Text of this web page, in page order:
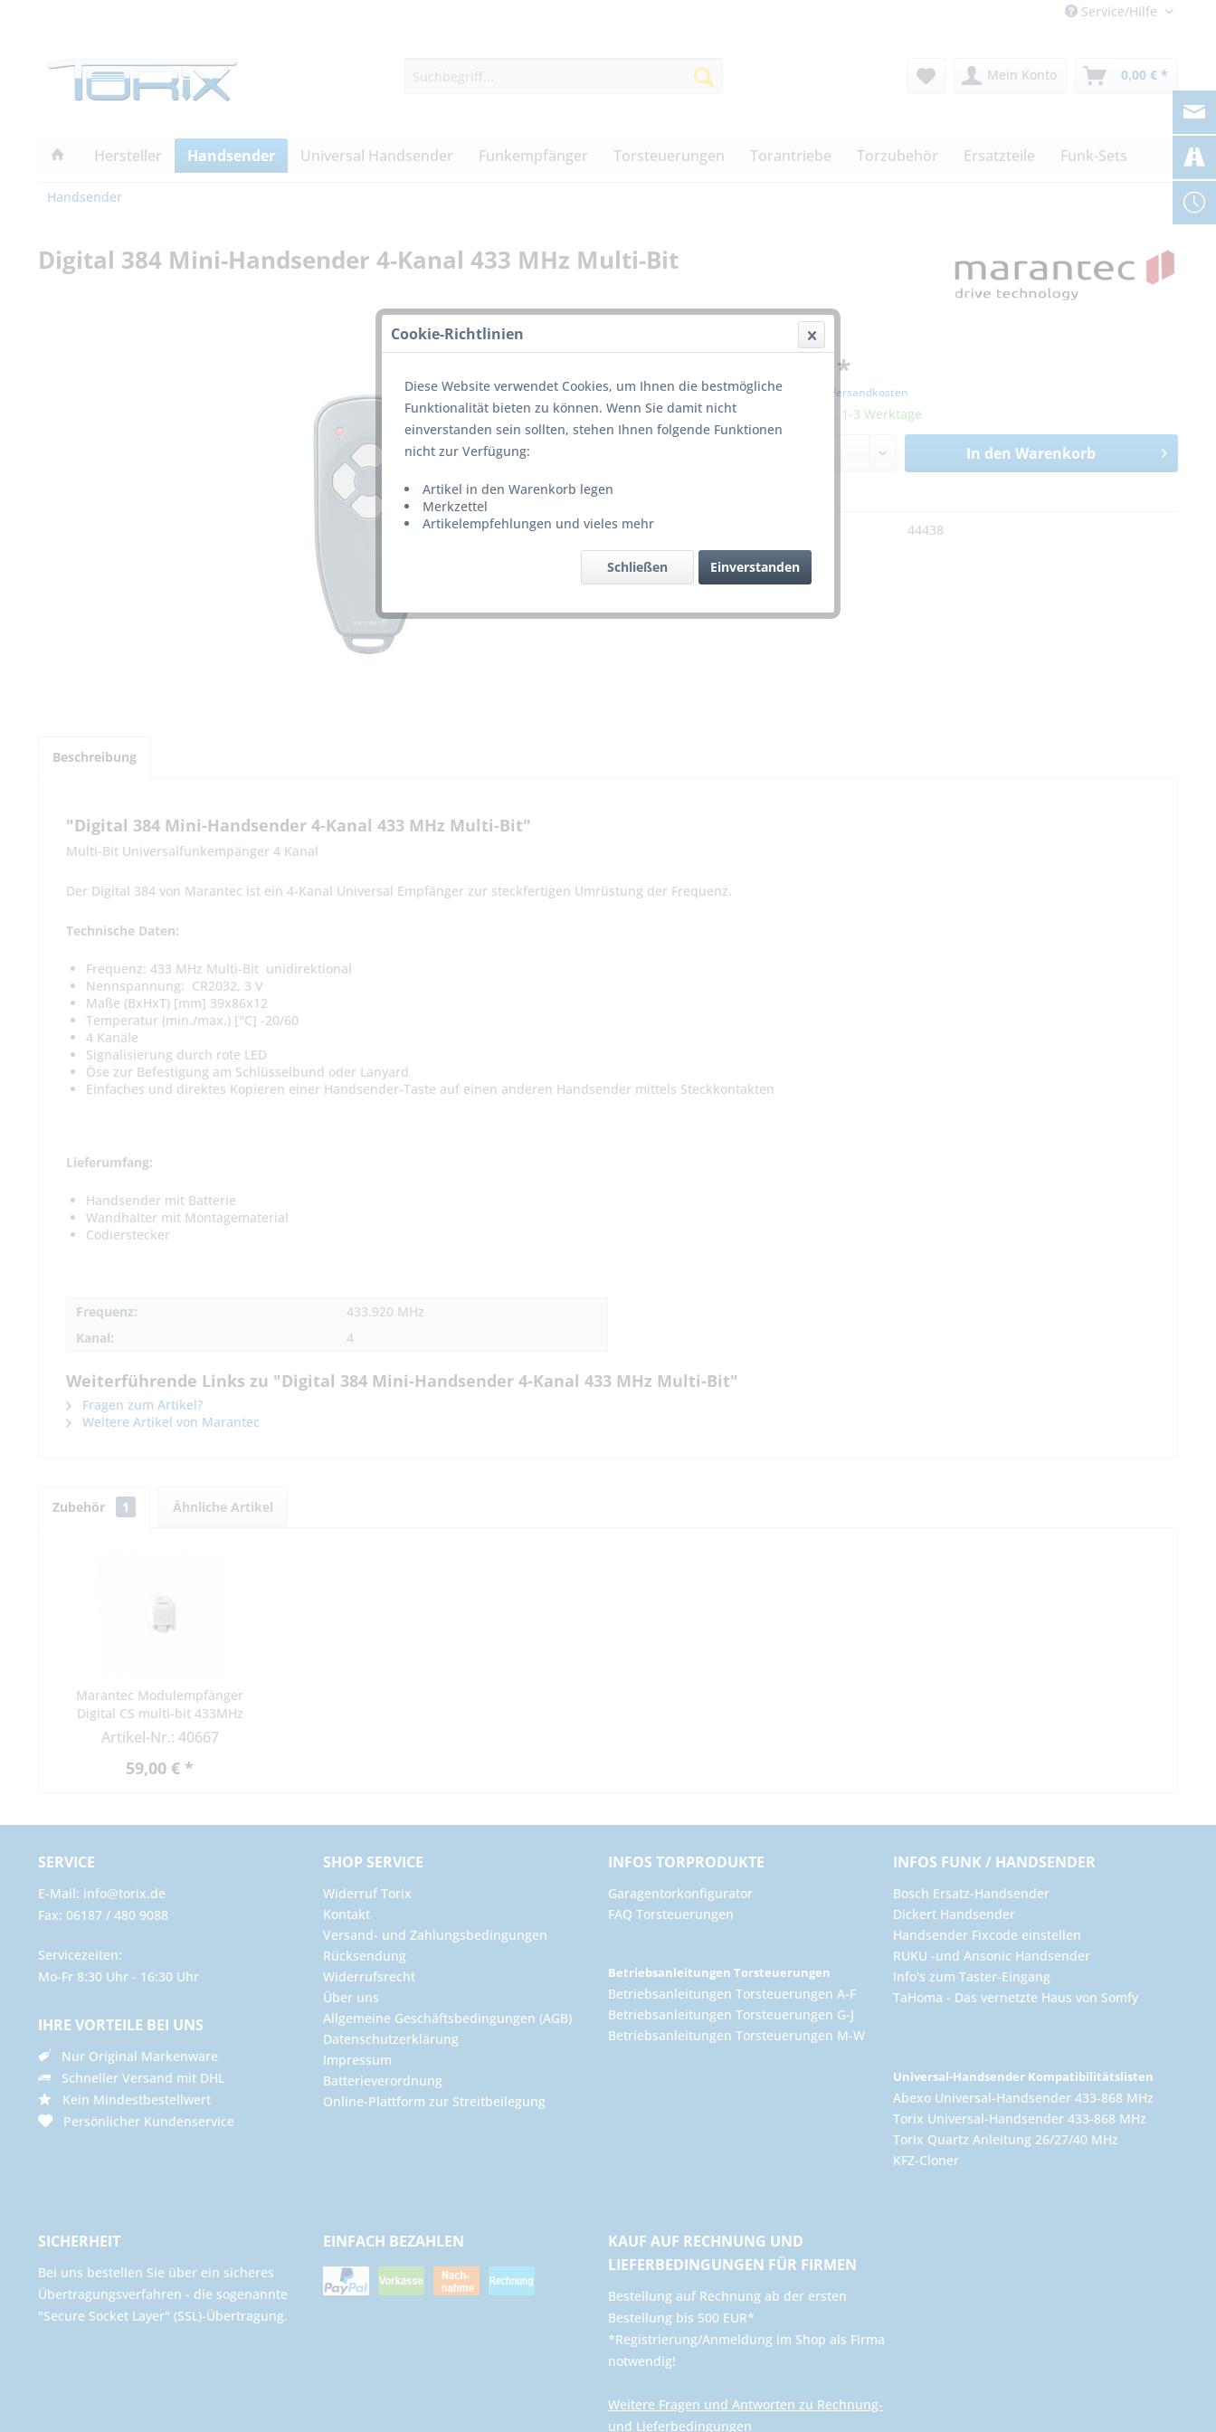
Service/Hilfe
Mein Konto 0,00 € *
Hersteller Handsender Universal Handsender Funkempfänger Torsteuerungen Torantriebe Torzubehör Ersatzteile Funk-Sets
Handsender
Digital 384 Mini-Handsender 4-Kanal 433 MHz Multi-Bit
64,00 € *
inkl. MwSt. zzgl. Versandkosten
Lieferzeit ca. 1-3 Werktage
In den Warenkorb
44438
Beschreibung
"Digital 384 Mini-Handsender 4-Kanal 433 MHz Multi-Bit"
Multi-Bit Universalfunkempänger 4 Kanal
Der Digital 384 von Marantec ist ein 4-Kanal Universal Empfänger zur steckfertigen Umrüstung der Frequenz.
Technische Daten:
Frequenz: 433 MHz Multi-Bit unidirektional
Nennspannung: CR2032, 3 V
Maße (BxHxT) [mm] 39x86x12
Temperatur (min./max.) [°C] -20/60
4 Kanäle
Signalisierung durch rote LED
Öse zur Befestigung am Schlüsselbund oder Lanyard
Einfaches und direktes Kopieren einer Handsender-Taste auf einen anderen Handsender mittels Steckkontakten
Lieferumfang:
Handsender mit Batterie
Wandhalter mit Montagematerial
Codierstecker
Frequenz:
433.920 MHz
Kanal:
4
Weiterführende Links zu "Digital 384 Mini-Handsender 4-Kanal 433 MHz Multi-Bit"
Fragen zum Artikel?
Weitere Artikel von Marantec
Zubehör 1 Ähnliche Artikel
Marantec Modulempfänger
Digital CS multi-bit 433MHz
Artikel-Nr.: 40667
59,00 € *
SERVICE
E-Mail: info@torix.de
Fax: 06187 / 480 9088
Servicezeiten:
Mo-Fr 8:30 Uhr - 16:30 Uhr
IHRE VORTEILE BEI UNS
Nur Original Markenware
Schneller Versand mit DHL
Kein Mindestbestellwert
Persönlicher Kundenservice
SHOP SERVICE
Widerruf Torix
Kontakt
Versand- und Zahlungsbedingungen
Rücksendung
Widerrufsrecht
Über uns
Allgemeine Geschäftsbedingungen (AGB)
Datenschutzerklärung
Impressum
Batterieverordnung
Online-Plattform zur Streitbeilegung
INFOS TORPRODUKTE
Garagentorkonfigurator
FAQ Torsteuerungen
Betriebsanleitungen Torsteuerungen
Betriebsanleitungen Torsteuerungen A-F
Betriebsanleitungen Torsteuerungen G-J
Betriebsanleitungen Torsteuerungen M-W
INFOS FUNK / HANDSENDER
Bosch Ersatz-Handsender
Dickert Handsender
Handsender Fixcode einstellen
RUKU -und Ansonic Handsender
Info's zum Taster-Eingang
TaHoma - Das vernetzte Haus von Somfy
Universal-Handsender Kompatibilitätslisten
Abexo Universal-Handsender 433-868 MHz
Torix Universal-Handsender 433-868 MHz
Torix Quartz Anleitung 26/27/40 MHz
KFZ-Cloner
SICHERHEIT
Bei uns bestellen Sie über ein sicheres
Übertragungsverfahren - die sogenannte
"Secure Socket Layer" (SSL)-Übertragung.
EINFACH BEZAHLEN
KAUF AUF RECHNUNG UND
LIEFERBEDINGUNGEN FÜR FIRMEN
​Bestellung auf Rechnung ab der ersten
Bestellung bis 500 EUR*
*Registrierung/Anmeldung im Shop als Firma
notwendig!
Weitere Fragen und Antworten zu Rechnung-
und Lieferbedingungen
Cookie-Richtlinien
Diese Website verwendet Cookies, um Ihnen die bestmögliche
Funktionalität bieten zu können. Wenn Sie damit nicht
einverstanden sein sollten, stehen Ihnen folgende Funktionen
nicht zur Verfügung:
Artikel in den Warenkorb legen
Merkzettel
Artikelempfehlungen und vieles mehr
Einverstanden
Schließen